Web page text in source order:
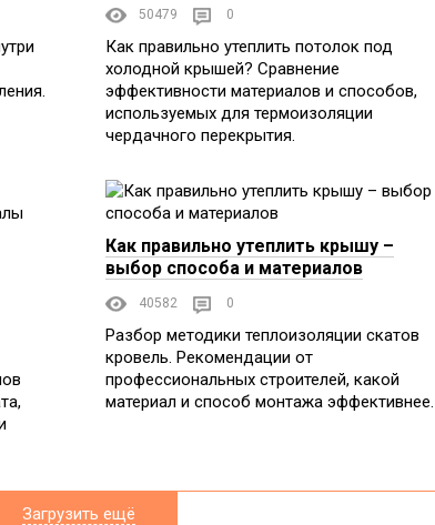
50479 0
Как правильно утеплить потолок под
холодной крышей? Сравнение
эффективности материалов и способов,
используемых для термоизоляции
чердачного перекрытия.
Как правильно утеплить крышу –
выбор способа и материалов
40582 0
Разбор методики теплоизоляции скатов
кровель. Рекомендации от
профессиональных строителей, какой
материал и способ монтажа эффективнее.
Загрузить ещё